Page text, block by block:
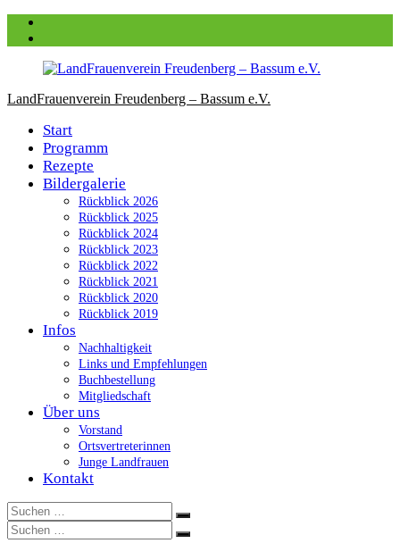
Zum
Inhalt
LandFrauenverein Freudenberg – Bassum e.V.
Start
Programm
Rezepte
Bildergalerie
Rückblick 2026
Rückblick 2025
Rückblick 2024
Rückblick 2023
Rückblick 2022
Rückblick 2021
Rückblick 2020
Rückblick 2019
Infos
Nachhaltigkeit
Links und Empfehlungen
Buchbestellung
Mitgliedschaft
Über uns
Vorstand
Ortsvertreterinnen
Junge Landfrauen
Kontakt
Suchen
nach:
Suchen
Suchen
nach:
Suchen